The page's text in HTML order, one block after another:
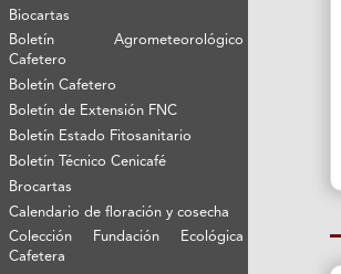
Biocartas
Boletín Agrometeorológico
Cafetero
Boletín Cafetero
Boletín de Extensión FNC
Boletín Estado Fitosanitario
Boletín Técnico Cenicafé
Brocartas
Calendario de floración y cosecha
Colección Fundación Ecológica
Cafetera